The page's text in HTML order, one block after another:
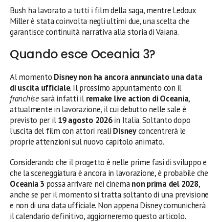
Bush ha lavorato a tutti i film della saga, mentre Ledoux
Miller è stata coinvolta negli ultimi due, una scelta che
garantisce continuità narrativa alla storia di Vaiana.
Quando esce Oceania 3?
Al momento Disney non ha ancora annunciato una data
di uscita ufficiale. Il prossimo appuntamento con il
franchisesarà infatti il remake live action di Oceania,
attualmente in lavorazione, il cui debutto nelle sale è
previsto per il19 agosto 2026in Italia. Soltanto dopo
l’uscita del film con attori reali Disneyconcentrerà le
proprie attenzioni sul nuovo capitolo animato.
Considerando che il progetto è nelle prime fasi di sviluppo e
che la sceneggiatura è ancora in lavorazione, è probabile che
Oceania 3 possa arrivare nei cinemanon prima del 2028,
anche se per il momento si tratta soltanto di una previsione
e non di una data ufficiale. Non appena Disney comunicherà
il calendario definitivo, aggiorneremo questo articolo.